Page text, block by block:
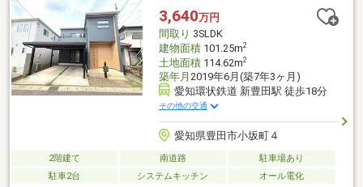
ーチ工事（３台目駐車スペース確保）・五ヶ丘地区計画・増築未
登記部分あり（車庫）
3,640万円
間取り 3SLDK
建物面積101.25m2
土地面積114.62m2
築年月 2019年6月(築7年3ヶ月)
愛知環状鉄道 新豊田駅 徒歩18分
その他の交通
愛知県豊田市小坂町４
2階建て 南道路
駐車場あり
駐車2台
システムキッチン オール電化